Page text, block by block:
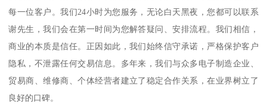
每一位客户。我们24小时为您服务，无论白天黑夜，您都可以联系
谢先生，我们会在第一时间为您解答疑问、安排流程。我们相信，
商业的本质是信任。正因如此，我们始终信守承诺，严格保护客户
隐私，不泄露任何交易信息。多年来，我们与众多电子制造企业、
贸易商、维修商、个体经营者建立了稳定合作关系，在业界树立了
良好的口碑。